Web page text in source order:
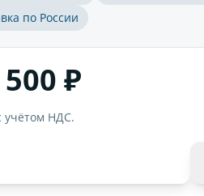
по России
₽
учётом НДС.